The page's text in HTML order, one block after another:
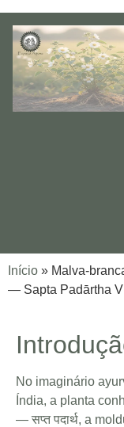
Início » Malva-
— Sapta Padārtha
No imaginário
Índia, a planta
— सप्त पदार्थ, a